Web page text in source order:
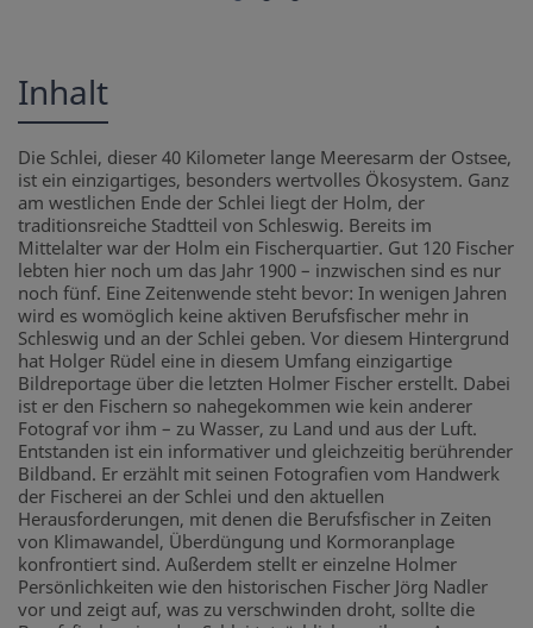
Inhalt
Die Schlei, dieser 40 Kilometer lange Meeresarm der Ostsee,
ist ein einzigartiges, besonders wertvolles Ökosystem. Ganz
am westlichen Ende der Schlei liegt der Holm, der
traditionsreiche Stadtteil von Schleswig. Bereits im
Mittelalter war der Holm ein Fischerquartier. Gut 120 Fischer
lebten hier noch um das Jahr 1900 – inzwischen sind es nur
noch fünf. Eine Zeitenwende steht bevor: In wenigen Jahren
wird es womöglich keine aktiven Berufsfischer mehr in
Schleswig und an der Schlei geben. Vor diesem Hintergrund
hat Holger Rüdel eine in diesem Umfang einzigartige
Bildreportage über die letzten Holmer Fischer erstellt. Dabei
ist er den Fischern so nahegekommen wie kein anderer
Fotograf vor ihm – zu Wasser, zu Land und aus der Luft.
Entstanden ist ein informativer und gleichzeitig berührender
Bildband. Er erzählt mit seinen Fotografien vom Handwerk
der Fischerei an der Schlei und den aktuellen
Herausforderungen, mit denen die Berufsfischer in Zeiten
von Klimawandel, Überdüngung und Kormoranplage
konfrontiert sind. Außerdem stellt er einzelne Holmer
Persönlichkeiten wie den historischen Fischer Jörg Nadler
vor und zeigt auf, was zu verschwinden droht, sollte die